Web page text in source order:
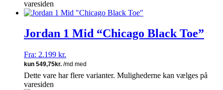
varesiden
Jordan 1 Mid “Chicago Black Toe”
Fra: 2.199 kr.
Dette vare har flere varianter. Mulighederne kan vælges på
varesiden